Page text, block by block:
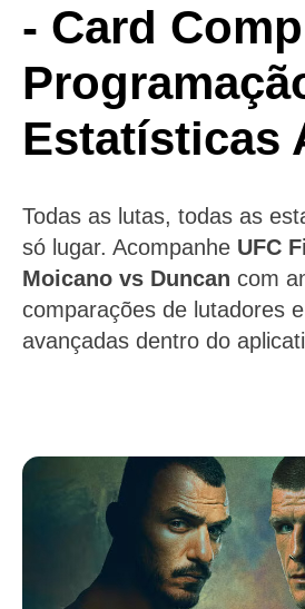
- Card
Estatísticas
Todas as lutas, todas as
só lugar. Acompanhe UFC
Moicano vs Duncan com
comparações de lutadores
avançadas dentro do